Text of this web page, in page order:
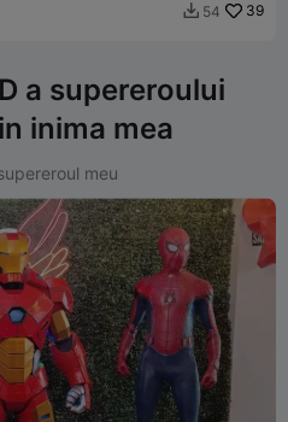
 54 39
a supereroului
inima mea
meu